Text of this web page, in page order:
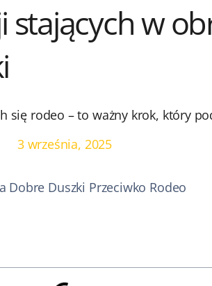
w
rodeo – to ważny krok, który
3 września, 2025